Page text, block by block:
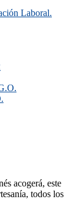
Laboral.
acogerá, este
todos los